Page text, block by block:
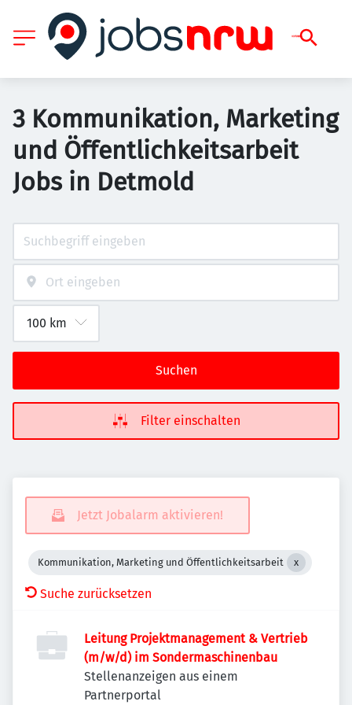
3 Kommunikation, Marketing
und Öffentlichkeitsarbeit
Jobs in Detmold
Suchen
Filter einschalten
Jetzt Jobalarm aktivieren!
Kommunikation, Marketing und Öffentlichkeitsarbeit
Suche zurücksetzen
Leitung Projektmanagement & Vertrieb
(m/w/d) im Sondermaschinenbau
Stellenanzeigen aus einem
Partnerportal